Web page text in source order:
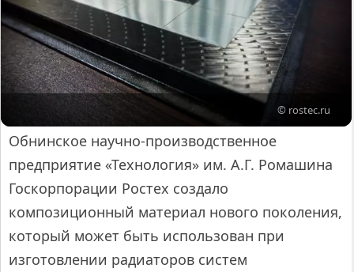
© rostec.ru
Обнинское научно-производственное
предприятие «Технология» им. А.Г. Ромашина
Госкорпорации Ростех создало
композиционный материал нового поколения,
который может быть использован при
изготовлении радиаторов систем